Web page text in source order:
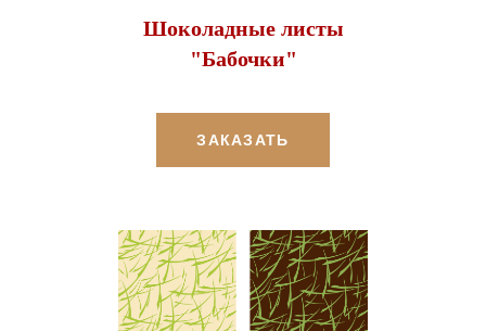
Шоколадные листы
"Бабочки"
ЗАКАЗАТЬ